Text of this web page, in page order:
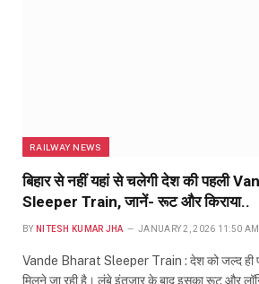
RAILWAY NEWS
बिहार से नहीं यहां से चलेगी देश की पहली
Sleeper Train, जानें- रूट और किराया..
BY NITESH KUMAR JHA JANUARY 2, 2026 11:50 AM
Vande Bharat Sleeper Train : देश को जल्द ही
मिलने जा रही है। लंबे इंतजार के बाद इसका रूट और